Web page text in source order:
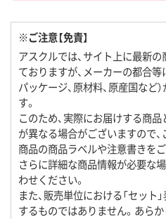
※ご注意【免責】
アスクルでは、サイト上に最新
ておりますが、メーカーの都合等
パッケージ、原材料、原産国など
す。
このため、実際にお届けする商
が異なる場合がございますので
商品の商品ラベルや注意書きをご
さらに詳細な商品情報が必要な
わせください。
また、販売単位における「セット
するものではありません。あらか